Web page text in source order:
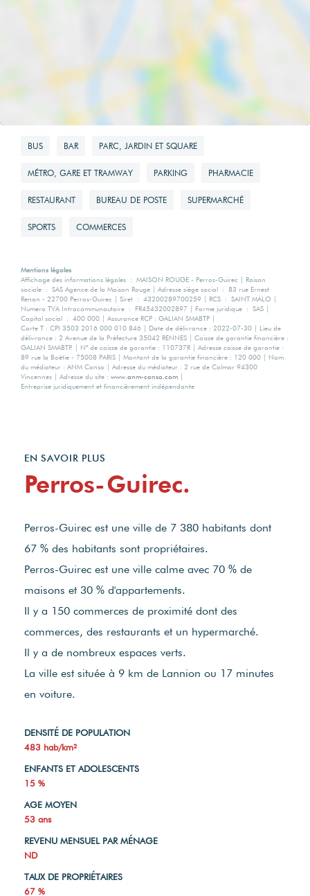
BUS BAR PARC, JARDIN ET SQUARE
MÉTRO, GARE ET TRAMWAY PARKING PHARMACIE
RESTAURANT BUREAU DE POSTE SUPERMARCHÉ
SPORTS COMMERCES
Mentions légales
Affichage des informations légales : MAISON ROUGE - Perros-Guirec | Raison
sociale : SAS Agence de la Maison Rouge | Adresse siège social : 83 rue Ernest
Renan - 22700 Perros-Guirec | Siret : 43200289700259 | RCS : SAINT MALO |
Numero TVA Intracommunautaire : FR45432002897 | Forme juridique : SAS |
Capital social : 400 000 | Assurance RCP : GALIAN SMABTP |
Carte T : CPI 3503 2016 000 010 846 | Date de délivrance : 2022-07-30 | Lieu de
délivrance : 2 Avenue de la Préfecture 35042 RENNES | Caisse de garantie financière :
GALIAN SMABTP. | N° de caisse de garantie : 110737R | Adresse caisse de garantie :
89 rue la Boëtie - 75008 PARIS | Montant de la garantie financière : 120 000 | Nom
du médiateur : ANM Conso | Adresse du médiateur : 2 rue de Colmar 94300
Vincennes | Adresse du site : www.anm-conso.com
Entreprise juridiquement et financièrement indépendante
EN SAVOIR PLUS
Perros-Guirec.
Perros-Guirec est une ville de 7 380 habitants dont
67 % des habitants sont propriétaires.
Perros-Guirec est une ville calme avec 70 % de
maisons et 30 % d'appartements.
Il y a 150 commerces de proximité dont des
commerces, des restaurants et un hypermarché.
Il y a de nombreux espaces verts.
La ville est située à 9 km de Lannion ou 17 minutes
en voiture.
DENSITÉ DE POPULATION
483 hab/km²
ENFANTS ET ADOLESCENTS
15 %
AGE MOYEN
53 ans
REVENU MENSUEL PAR MÉNAGE
ND
TAUX DE PROPRIÉTAIRES
67 %